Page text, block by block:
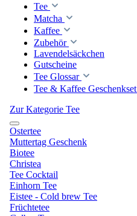
Tee
Matcha
Kaffee
Zubehör
Lavendelsäckchen
Gutscheine
Tee Glossar
Tee & Kaffee Geschenkset
Zur Kategorie Tee
Ostertee
Muttertag Geschenk
Biotee
Christea
Tee Cocktail
Einhorn Tee
Eistee - Cold brew Tee
Früchtetee